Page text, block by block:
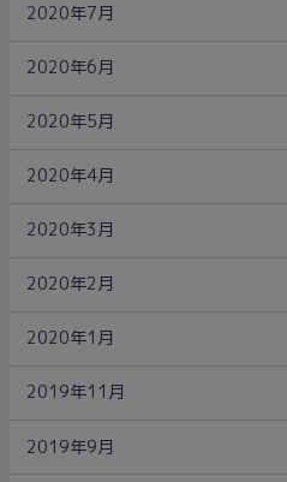
2020年7月
2020年6月
2020年5月
2020年4月
2020年3月
2020年2月
2020年1月
2019年11月
2019年9月